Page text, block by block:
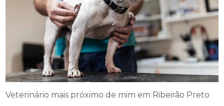
Veterinário mais próximo de mim em Ribeirão Preto